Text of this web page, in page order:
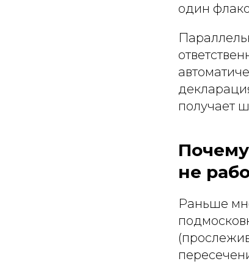
один
получает
не
Раньше